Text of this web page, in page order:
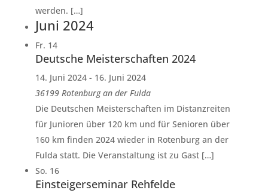
werden. […]
Juni 2024
Fr. 14
Deutsche Meisterschaften 2024
14. Juni 2024- 16. Juni 2024
36199 Rotenburg an der Fulda
Die Deutschen Meisterschaften im Distanzreiten
für Junioren über 120 km und für Senioren über
160 km finden 2024 wieder in Rotenburg an der
Fulda statt. Die Veranstaltung ist zu Gast […]
So. 16
Einsteigerseminar Rehfelde